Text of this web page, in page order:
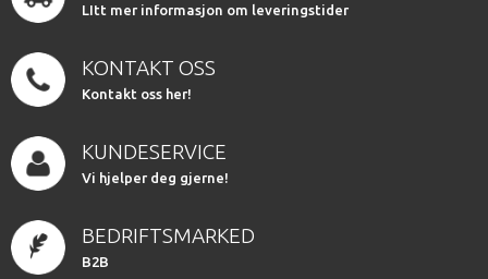
LItt mer informasjon om leveringstider
KONTAKT OSS
Kontakt oss her!
KUNDESERVICE
Vi hjelper deg gjerne!
BEDRIFTSMARKED
B2B